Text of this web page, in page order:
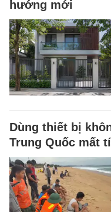
hướng mới
Dùng thiết bị
Trung Quốc mất